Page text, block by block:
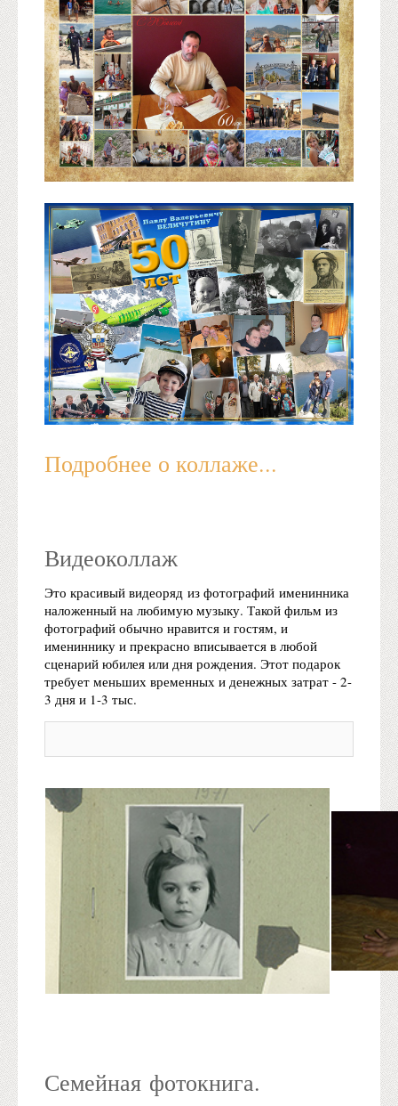
Подробнее о коллаже...
Видеоколлаж
Это красивый видеоряд из фотографий именинника
наложенный на любимую музыку. Такой фильм из
фотографий обычно нравится и гостям, и
имениннику и прекрасно вписывается в любой
сценарий юбилея или дня рождения. Этот подарок
требует меньших временных и денежных затрат - 2-
3 дня и 1-3 тыс.
Семейная фотокнига.